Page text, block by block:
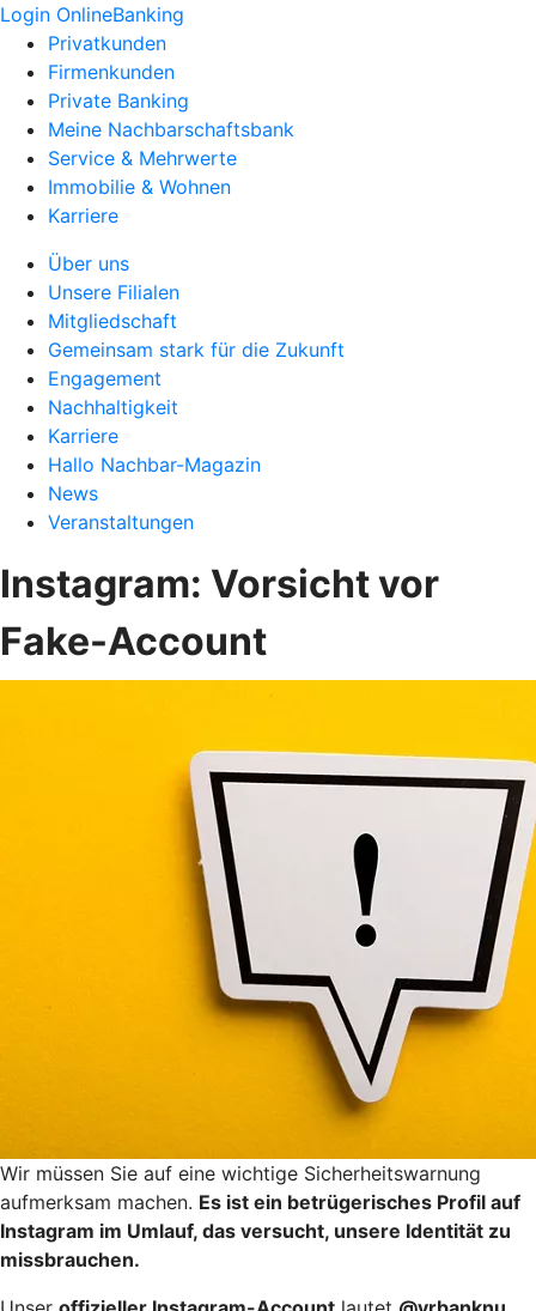
Login OnlineBanking
Privatkunden
Firmenkunden
Private Banking
Meine Nachbarschaftsbank
Service & Mehrwerte
Immobilie & Wohnen
Karriere
Über uns
Unsere Filialen
Mitgliedschaft
Gemeinsam stark für die Zukunft
Engagement
Nachhaltigkeit
Karriere
Hallo Nachbar-Magazin
News
Veranstaltungen
Instagram: Vorsicht vor
Fake-Account
Wir müssen Sie auf eine wichtige Sicherheitswarnung
aufmerksam machen. Es ist ein betrügerisches Profil auf
Instagram im Umlauf, das versucht, unsere Identität zu
missbrauchen.